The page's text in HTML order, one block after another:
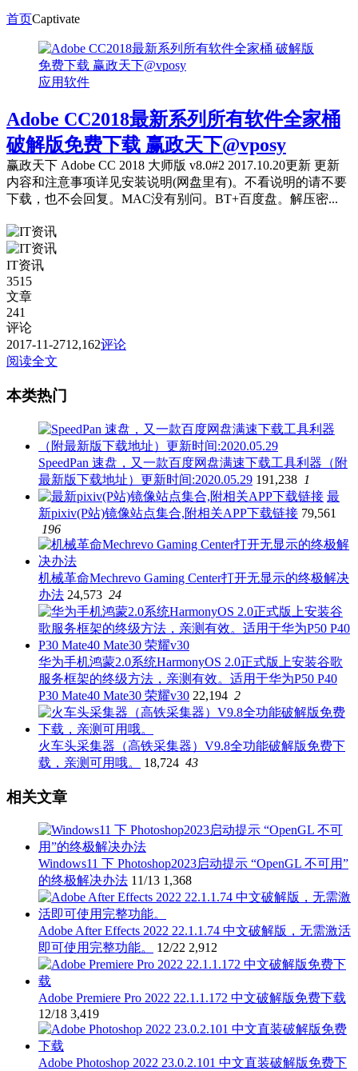
首页Captivate
应用软件
Adobe CC2018最新系列所有软件全家桶
破解版免费下载 赢政天下@vposy
赢政天下 Adobe CC 2018 大师版 v8.0#2 2017.10.20更新 更新
内容和注意事项详见安装说明(网盘里有)。不看说明的请不要
下载，也不会回复。MAC没有别问。BT+百度盘。解压密...
IT资讯
3515
文章
241
评论
2017-11-2712,162评论
阅读全文
本类热门
SpeedPan 速盘，又一款百度网盘满速下载工具利器（附
最新版下载地址）更新时间:2020.05.29 191,238 1
最
新pixiv(P站)镜像站点集合,附相关APP下载链接 79,561
196
机械革命Mechrevo Gaming Center打开无显示的终极解决
办法 24,573 24
华为手机鸿蒙2.0系统HarmonyOS 2.0正式版上安装谷歌
服务框架的终级方法，亲测有效。适用于华为P50 P40
P30 Mate40 Mate30 荣耀v30 22,194 2
火车头采集器（高铁采集器）V9.8全功能破解版免费下
载，亲测可用哦。
18,724 43
相关文章
Windows11 下 Photoshop2023启动提示 “OpenGL 不可用”
的终极解决办法 11/13 1,368
Adobe After Effects 2022 22.1.1.74 中文破解版，无需激活
即可使用完整功能。
12/22 2,912
Adobe Premiere Pro 2022 22.1.1.172 中文破解版免费下载
12/18 3,419
Adobe Photoshop 2022 23.0.2.101 中文直装破解版免费下